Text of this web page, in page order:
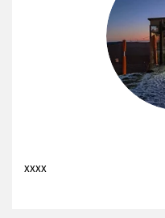
xxxx